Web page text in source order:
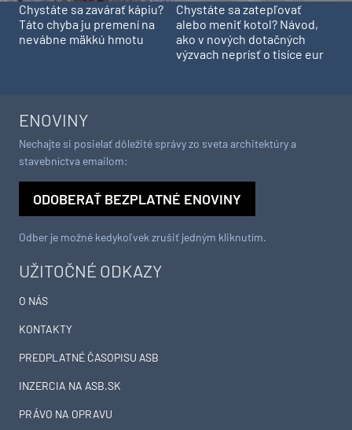
Chystáte sa zavárať kápiu?
Táto chyba ju premení na
nevábne mäkkú hmotu
Chystáte sa zatepľovať
alebo meniť kotol? Návod,
ako v nových dotačných
výzvach neprísť o tisíce eur
UŽITOČNÉ ODKAZY
O NÁS
KONTAKTY
PREDPLATNÉ ČASOPISU ASB
INZERCIA NA ASB.SK
PRÁVO NA OPRAVU
ENOVINY
Nechajte si posielať dôležité správy zo sveta architektúry a
stavebníctva emailom:
ODOBERAŤ BEZPLATNÉ ENOVINY
Odber je možné kedykoľvek zrušiť jedným kliknutím.